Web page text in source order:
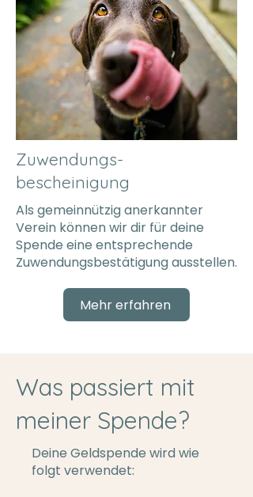
Zuwendungs-
bescheinigung
Als gemeinnützig anerkannter
Verein können wir dir für deine
Spende eine entsprechende
Zuwendungsbestätigung ausstellen.
Mehr erfahren
Was passiert mit
meiner Spende?
Deine Geldspende wird wie
folgt verwendet: